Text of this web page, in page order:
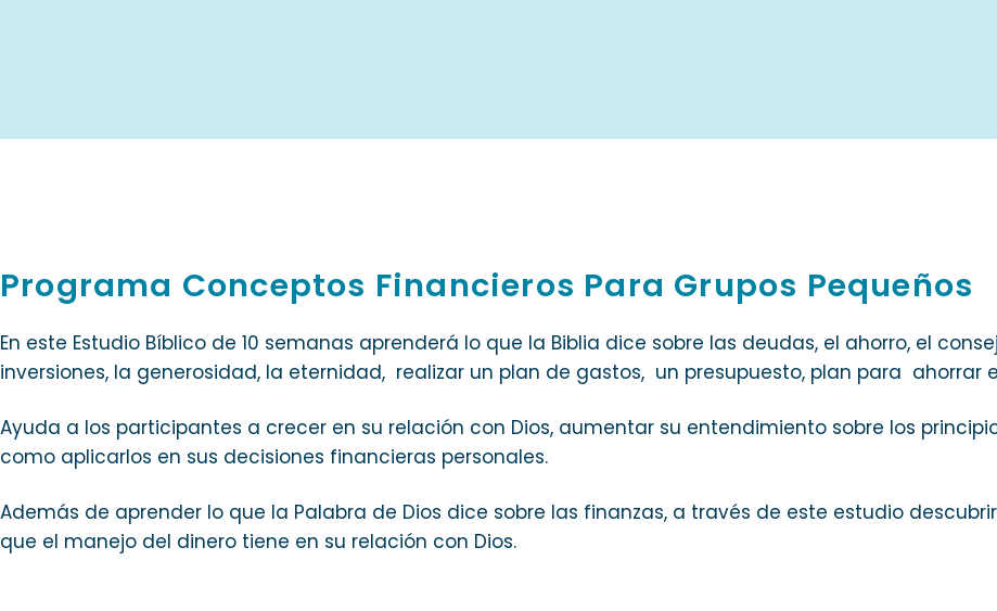
Programa Conceptos Financieros Para Grupos Pequeños
En este Estudio Bíblico de 10 semanas aprenderá lo que la Biblia dice sobre las deudas, el ahorro, el
inversiones, la generosidad, la eternidad, realizar un plan de gastos, un presupuesto, plan para ahorrar
Ayuda a los participantes a crecer en su relación con Dios, aumentar su entendimiento sobre los
como aplicarlos en sus decisiones financieras personales.
Además de aprender lo que la Palabra de Dios dice sobre las finanzas, a través de este estudio
que el manejo del dinero tiene en su relación con Dios.